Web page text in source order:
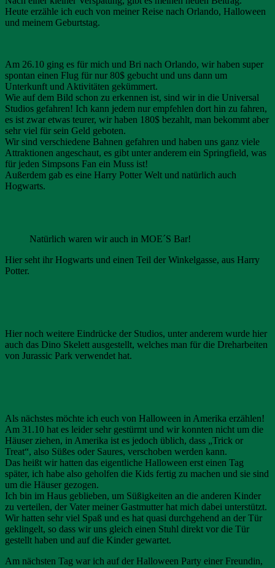
Heute erzähle ich euch von meiner Reise nach Orlando, Halloween
und meinem Geburtstag.
Am 26.10 ging es für mich und Bri nach Orlando, wir haben super
spontan einen Flug für nur 80$ gebucht und uns dann um
Unterkunft und Aktivitäten gekümmert.
Wie auf dem Bild schon zu erkennen ist, sind wir in die Universal
Studios gefahren! Ich kann jedem nur empfehlen dort hin zu fahren,
es ist zwar etwas teurer, wir haben 180$ bezahlt, man bekommt aber
sehr viel für sein Geld geboten.
Wir sind verschiedene Bahnen gefahren und haben uns ganz viele
Attraktionen angeschaut, es gibt unter anderem ein Springfield, was
für jeden Simpsons Fan ein Muss ist!
Außerdem gab es eine Harry Potter Welt und natürlich auch
Hogwarts.
Natürlich waren wir auch in MOE´S Bar!
Hier seht ihr Hogwarts und einen Teil der Winkelgasse, aus Harry
Potter.
Hier noch weitere Eindrücke der Studios, unter anderem wurde hier
auch das Dino Skelett ausgestellt, welches man für die Dreharbeiten
von Jurassic Park verwendet hat.
Als nächstes möchte ich euch von Halloween in Amerika erzählen!
Am 31.10 hat es leider sehr gestürmt und wir konnten nicht um die
Häuser ziehen, in Amerika ist es jedoch üblich, dass „Trick or
Treat“, also Süßes oder Saures, verschoben werden kann.
Das heißt wir hatten das eigentliche Halloween erst einen Tag
später, ich habe also geholfen die Kids fertig zu machen und sie sind
um die Häuser gezogen.
Ich bin im Haus geblieben, um Süßigkeiten an die anderen Kinder
zu verteilen, der Vater meiner Gastmutter hat mich dabei unterstützt.
Wir hatten sehr viel Spaß und es hat quasi durchgehend an der Tür
geklingelt, so dass wir uns gleich einen Stuhl direkt vor die Tür
gestellt haben und auf die Kinder gewartet.
Am nächsten Tag war ich auf der Halloween Party einer Freundin,